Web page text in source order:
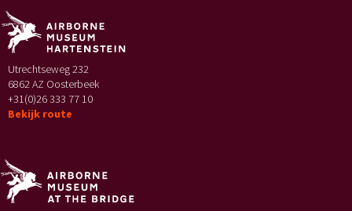
Utrechtseweg 232
6862 AZ Oosterbeek
+31(0)26 333 77 10
Bekijk route